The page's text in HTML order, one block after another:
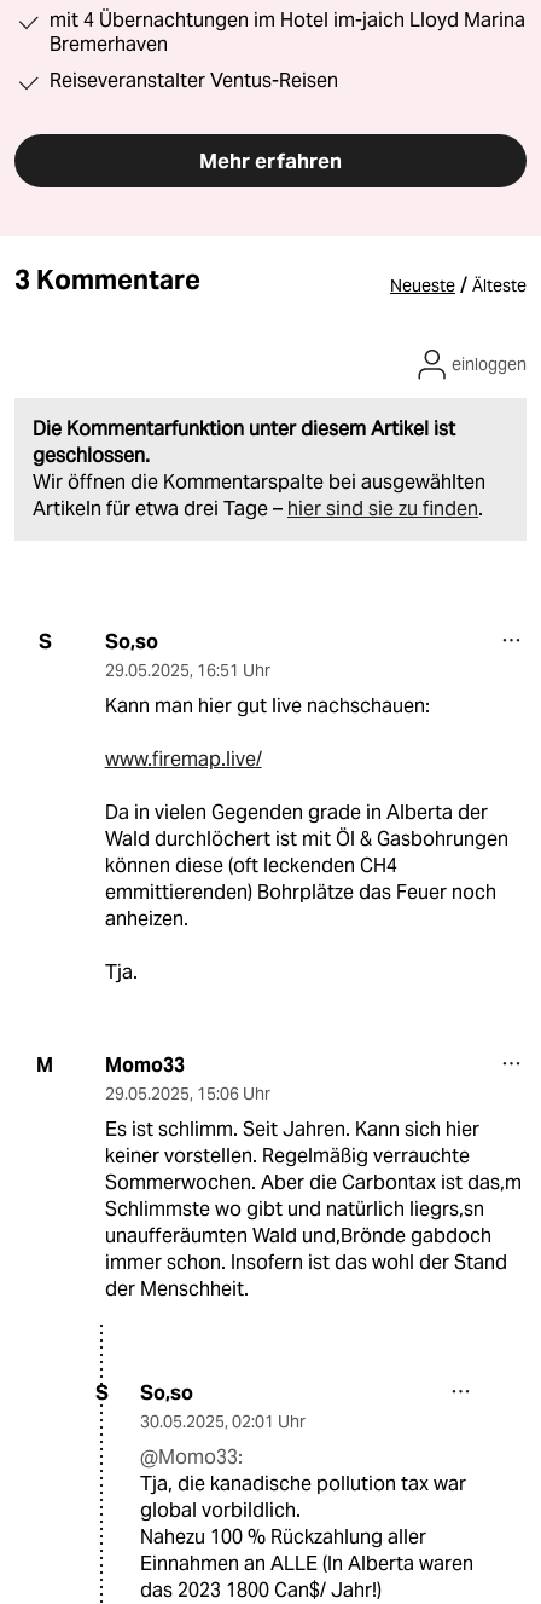
mit 4 Übernachtungen im Hotel im-jaich Lloyd Marina
Bremerhaven
Reiseveranstalter Ventus-Reisen
Mehr erfahren
3 Kommentare Neueste / Älteste
Die Kommentarfunktion unter diesem Artikel ist
geschlossen.
Wir öffnen die Kommentarspalte bei ausgewählten
Artikeln für etwa drei Tage – hier sind sie zu finden.
einloggen
S So,so
29.05.2025, 16:51 Uhr
Kann man hier gut live nachschauen:
www.firemap.live/
Da in vielen Gegenden grade in Alberta der
Wald durchlöchert ist mit Öl & Gasbohrungen
können diese (oft leckenden CH4
emmittierenden) Bohrplätze das Feuer noch
anheizen.
Tja.
M Momo33
29.05.2025, 15:06 Uhr
Es ist schlimm. Seit Jahren. Kann sich hier
keiner vorstellen. Regelmäßig verrauchte
Sommerwochen. Aber die Carbontax ist das,m
Schlimmste wo gibt und natürlich liegrs,sn
unaufferäumten Wald und,Brönde gabdoch
immer schon. Insofern ist das wohl der Stand
der Menschheit.
S So,so
30.05.2025, 02:01 Uhr
@Momo33:
Tja, die kanadische pollution tax war
global vorbildlich.
Nahezu 100 % Rückzahlung aller
Einnahmen an ALLE (In Alberta waren
das 2023 1800 Can$/ Jahr!)